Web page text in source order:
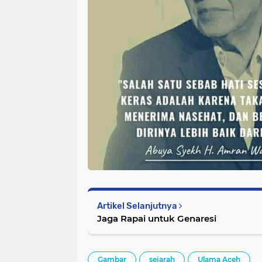
Artikel Selanjutnya
Jaga Rapai untuk Genaresi
Gambar sejarah Ulama Aceh